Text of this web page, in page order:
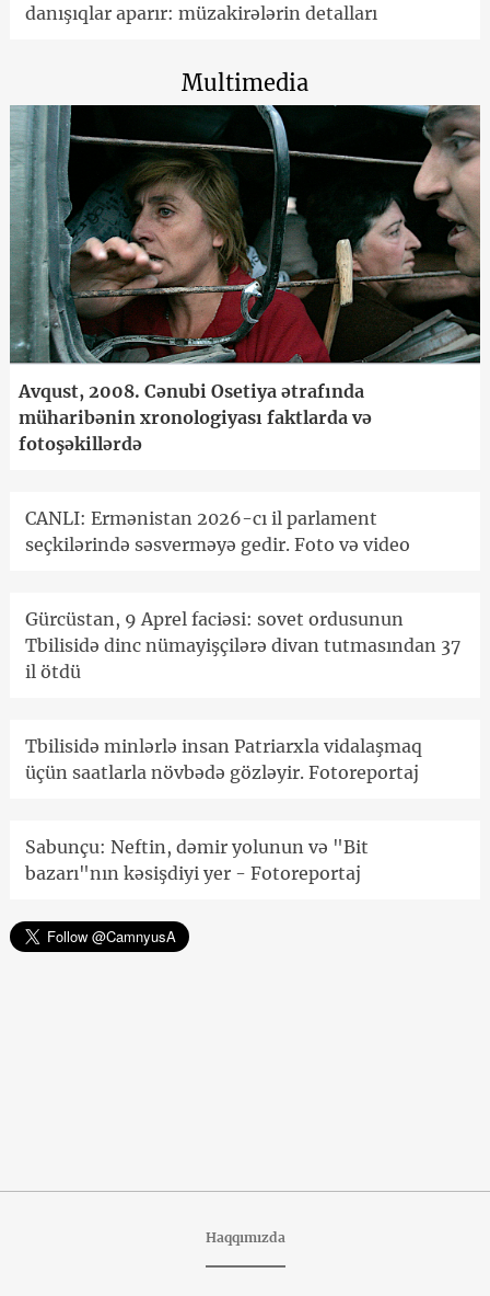
danışıqlar aparır: müzakirələrin detalları
Multimedia
Avqust, 2008. Cənubi Osetiya ətrafında
müharibənin xronologiyası faktlarda və
fotoşəkillərdə
CANLI: Ermənistan 2026-cı il parlament
seçkilərində səsverməyə gedir. Foto və video
Gürcüstan, 9 Aprel faciəsi: sovet ordusunun
Tbilisidə dinc nümayişçilərə divan tutmasından 37
il ötdü
Tbilisidə minlərlə insan Patriarxla vidalaşmaq
üçün saatlarla növbədə gözləyir. Fotoreportaj
Sabunçu: Neftin, dəmir yolunun və "Bit
bazarı"nın kəsişdiyi yer - Fotoreportaj
Haqqımızda